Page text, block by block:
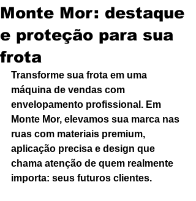
Monte Mor: destaque
e proteção para sua
frota
Transforme sua frota em uma
máquina de vendas com
envelopamento profissional. Em
Monte Mor, elevamos sua marca nas
ruas com materiais premium,
aplicação precisa e design que
chama atenção de quem realmente
importa: seus futuros clientes.